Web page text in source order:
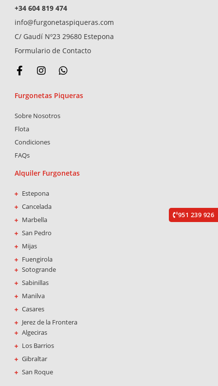
+34 604 819 474
info@furgonetaspiqueras.com
C/ Gaudí Nº23 29680 Estepona
Formulario de Contacto
F
a
e
o
o
k
-
f
I
t
g
a
m
W
t
Furgonetas Piqueras
Sobre Nosotros
Flota
Condiciones
FAQs
Alquiler Furgonetas
Estepona
Cancelada
Marbella
San Pedro
Mijas
Fuengirola
Sotogrande
Sabinillas
Manilva
Casares
Jerez de la Frontera
Algeciras
Los Barrios
Gibraltar
San Roque
951 239 926